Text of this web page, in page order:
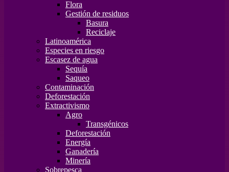
Flora
Gestión de residuos
Basura
Reciclaje
Latinoamérica
Especies en riesgo
Escasez de agua
Sequía
Saqueo
Contaminación
Deforestación
Extractivismo
Agro
Transgénicos
Deforestación
Energía
Ganadería
Minería
Sobrepesca